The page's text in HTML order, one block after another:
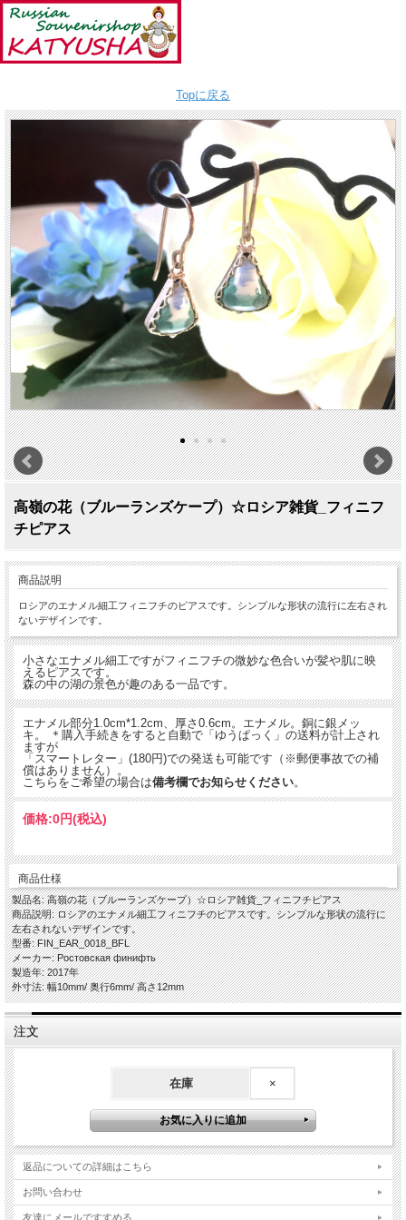
Topに戻る
高嶺の花（ブルーランズケープ）☆ロシア雑貨_フィニフ
チピアス
商品説明
ロシアのエナメル細工フィニフチのピアスです。シンプルな形状の流行に左右され
ないデザインです。
小さなエナメル細工ですがフィニフチの微妙な色合いが髪や肌に映
えるピアスです。
森の中の湖の景色が趣のある一品です。
エナメル部分1.0cm*1.2cm、厚さ0.6cm。エナメル。銅に銀メッ
キ。 ＊購入手続きをすると自動で「ゆうぱっく」の送料が計上され
ますが
「スマートレター」(180円)での発送も可能です（※郵便事故での補
償はありません）。
こちらをご希望の場合は備考欄でお知らせください。
価格:0円(税込)
商品仕様
製品名: 高嶺の花（ブルーランズケープ）☆ロシア雑貨_フィニフチピアス
商品説明: ロシアのエナメル細工フィニフチのピアスです。シンプルな形状の流行に
左右されないデザインです。
型番: FIN_EAR_0018_BFL
メーカー: Ростовская финифть
製造年: 2017年
外寸法: 幅10mm/ 奥行6mm/ 高さ12mm
注文
在庫 ×
返品についての詳細はこちら
お問い合わせ
友達にメールですすめる